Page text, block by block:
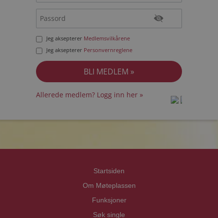
Jeg aksepterer Medlemsvilkårene
Jeg aksepterer Personvernreglene
Allerede medlem? Logg inn her »
Startsiden
Om Møteplassen
Funksjoner
Søk single